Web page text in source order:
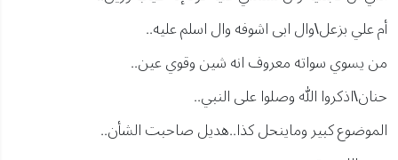
أم علي بزعل\وال ابى اشوفه وال اسلم عليه..
من يسوي سواته معروف انه شين وقوي عين..
حنان\اذكروا الله وصلوا على النبي..
الموضوع كبير وماينحل كذا..هديل صاحبت الشأن..